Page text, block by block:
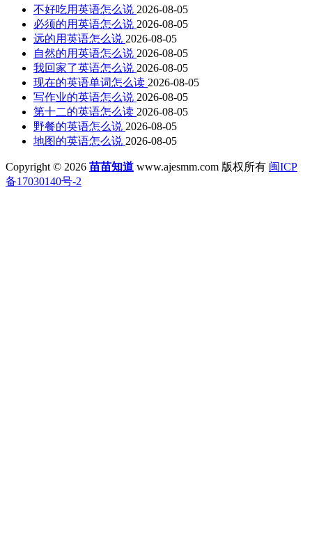
不好吃用英语怎么说 2026-08-05
必须的用英语怎么说 2026-08-05
远的用英语怎么说 2026-08-05
自然的用英语怎么说 2026-08-05
我回家了英语怎么说 2026-08-05
现在的英语单词怎么读 2026-08-05
写作业的英语怎么说 2026-08-05
第十二的英语怎么读 2026-08-05
野餐的英语怎么说 2026-08-05
地图的英语怎么说 2026-08-05
Copyright © 2026 苗苗知道 www.ajesmm.com 版权所有 闽ICP
备17030140号-2